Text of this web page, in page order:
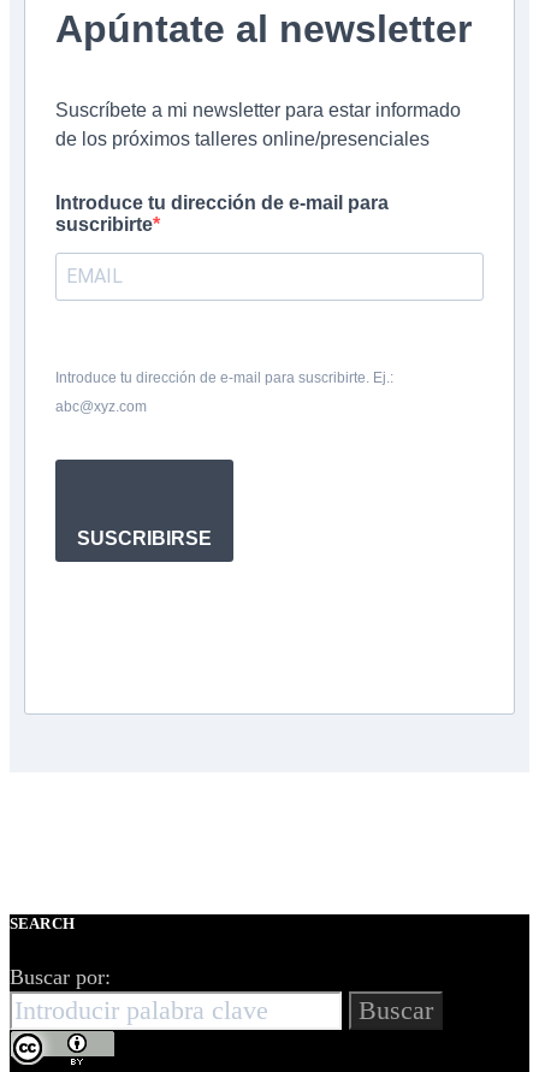
Apúntate al newsletter
Suscríbete a mi newsletter para estar informado
de los próximos talleres online/presenciales
Introduce tu dirección de e-mail para
suscribirte
Introduce tu dirección de e-mail para suscribirte. Ej.:
abc@xyz.com
SUSCRIBIRSE
SEARCH
Buscar por:
Buscar